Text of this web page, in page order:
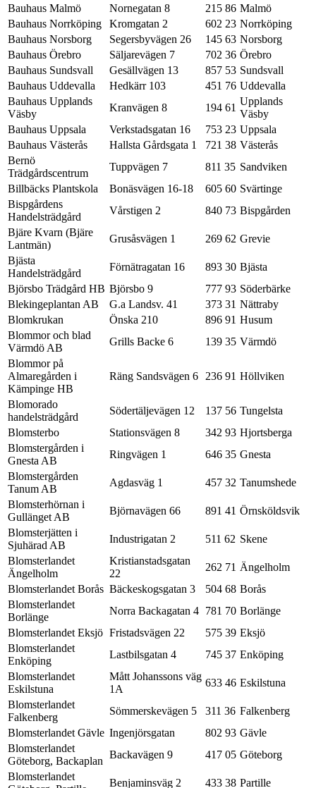
Bauhaus Malmö
Nornegatan 8 215 86 Malmö
Bauhaus Norrköping
Kromgatan 2 602 23 Norrköping
Bauhaus Norsborg
Segersbyvägen 26 145 63 Norsborg
Bauhaus Örebro
Säljarevägen 7 702 36 Örebro
Bauhaus Sundsvall
Gesällvägen 13 857 53 Sundsvall
Bauhaus Uddevalla
Hedkärr 103 451 76 Uddevalla
Bauhaus Upplands
Väsby
Kranvägen 8 194 61
Upplands
Väsby
Bauhaus Uppsala
Verkstadsgatan 16 753 23 Uppsala
Bauhaus Västerås
Hallsta Gårdsgata 1 721 38 Västerås
Bernö
Trädgårdscentrum
Tuppvägen 7 811 35 Sandviken
Billbäcks Plantskola
Bonäsvägen 16-18 605 60 Svärtinge
Bispgårdens
Handelsträdgård
Vårstigen 2 840 73 Bispgården
Bjäre Kvarn (Bjäre
Lantmän)
Grusåsvägen 1 269 62 Grevie
Bjästa
Handelsträdgård
Förnätragatan 16 893 30 Bjästa
Björsbo Trädgård HB Björsbo 9 777 93 Söderbärke
Blekingeplantan AB
G.a Landsv. 41 373 31 Nättraby
Blomkrukan
Önska 210 896 91 Husum
Blommor och blad
Värmdö AB
Grills Backe 6 139 35 Värmdö
Blommor på
Almaregården i
Kämpinge HB
Räng Sandsvägen 6 236 91 Höllviken
Blomorado
handelsträdgård
Södertäljevägen 12 137 56 Tungelsta
Blomsterbo
Stationsvägen 8 342 93 Hjortsberga
Blomstergården i
Gnesta AB
Ringvägen 1 646 35 Gnesta
Blomstergården
Tanum AB
Agdasväg 1 457 32 Tanumshede
Blomsterhörnan i
Gullänget AB
Björnavägen 66 891 41 Örnsköldsvik
Blomsterjätten i
Sjuhärad AB
Industrigatan 2 511 62 Skene
Blomsterlandet
Ängelholm
Kristianstadsgatan
22
262 71 Ängelholm
Blomsterlandet Borås Bäckeskogsgatan 3 504 68 Borås
Blomsterlandet
Borlänge
Norra Backagatan 4 781 70 Borlänge
Blomsterlandet Eksjö Fristadsvägen 22 575 39 Eksjö
Blomsterlandet
Enköping
Lastbilsgatan 4 745 37 Enköping
Blomsterlandet
Eskilstuna
Mått Johanssons väg
1A
633 46 Eskilstuna
Blomsterlandet
Falkenberg
Sömmerskevägen 5 311 36 Falkenberg
Blomsterlandet Gävle Ingenjörsgatan 802 93 Gävle
Blomsterlandet
Göteborg, Backaplan
Backavägen 9 417 05 Göteborg
Blomsterlandet
Benjaminsväg 2 433 38 Partille